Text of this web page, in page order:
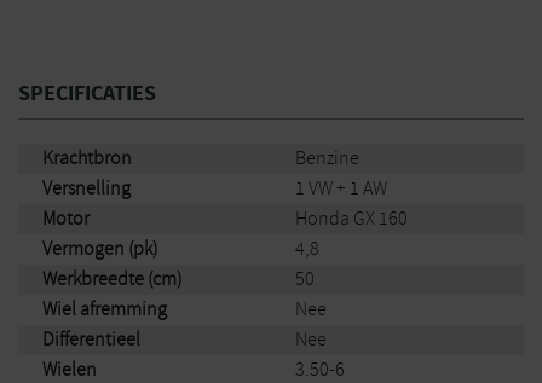
SPECIFICATIES
Krachtbron
Benzine
Versnelling
1 VW + 1 AW
Motor
Honda GX 160
Vermogen (pk)
4,8
Werkbreedte (cm)
50
Wiel afremming
Nee
Differentieel
Nee
Wielen
3.50-6